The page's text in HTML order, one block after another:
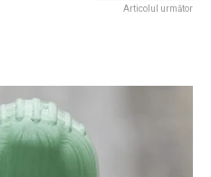
Articolul următor